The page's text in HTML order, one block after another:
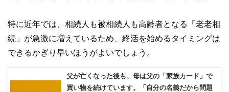
特に近年では、相続人も被相続人も高齢者となる「老老相
続」が急激に増えているため、終活を始めるタイミングは
できるかぎり早いほうがよいでしょう。
父が亡くなった後も、母は父の「家族カード」で
買い物を続けています。「自分の名義だから問題